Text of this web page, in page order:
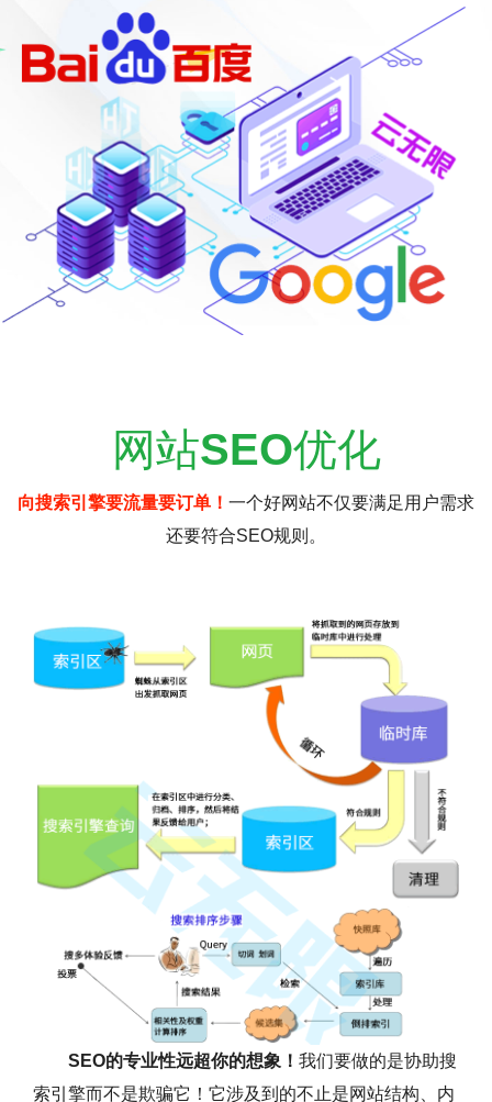
网站SEO优化
向搜索引擎要流量要订单！ 一个好网站不仅要满足用户需求
还要符合SEO规则。
SEO的专业性远超你的想象！ 我们要做的是协助搜
索引擎而不是欺骗它！它涉及到的不止是网站结构、内